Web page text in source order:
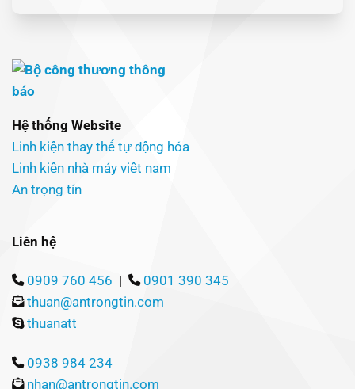
Hệ thống Website
Linh kiện thay thế tự động hóa
Linh kiện nhà máy việt nam
An trọng tín
Liên hệ
0909 760 456 |
0901 390 345
thuan@antrongtin.com
thuanatt
0938 984 234
nhan@antrongtin.com